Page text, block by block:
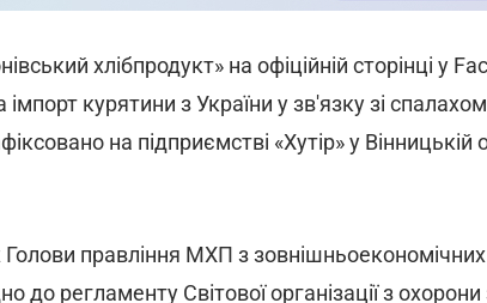
хлібпродукт» на офіційній сторінці у
курятини з України у зв'язку зі
на підприємстві «Хутір» у
правління МХП з
до регламенту Світової організації з